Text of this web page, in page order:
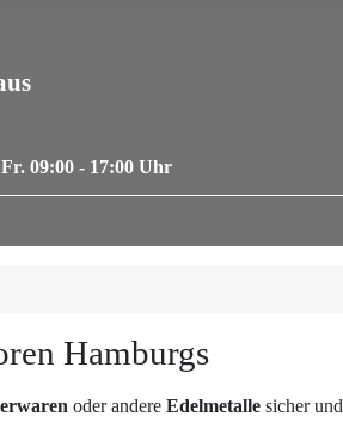
09:00 - 17:00 Uhr
Hamburgs
oder andere Edelmetalle sicher